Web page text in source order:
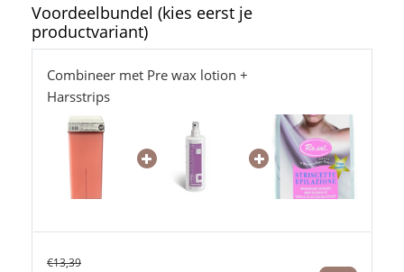
Voordeelbundel (kies eerst je
productvariant)
Combineer met Pre wax lotion +
Harsstrips
€13,39